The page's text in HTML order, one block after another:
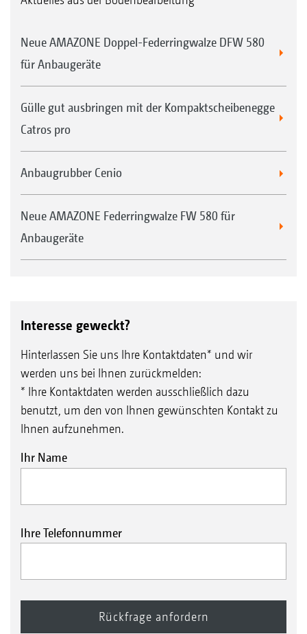
Neue AMAZONE Doppel-Federringwalze DFW 580
für Anbaugeräte
Gülle gut ausbringen mit der Kompaktscheibenegge
Catros pro
Anbaugrubber Cenio
Neue AMAZONE Federringwalze FW 580 für
Anbaugeräte
Interesse geweckt?
Hinterlassen Sie uns Ihre Kontaktdaten* und wir
werden uns bei Ihnen zurückmelden:
* Ihre Kontaktdaten werden ausschließlich dazu
benutzt, um den von Ihnen gewünschten Kontakt zu
Ihnen aufzunehmen.
Ihr Name
Ihre Telefonnummer